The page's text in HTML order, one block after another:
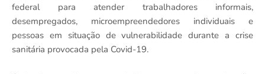
federal para atender trabalhadores informais,
desempregados, microempreendedores individuais e
pessoas em situação de vulnerabilidade durante a crise
sanitária provocada pela Covid-19.